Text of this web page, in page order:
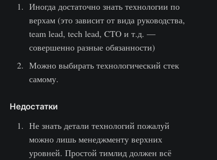
Иногда достаточно знать технологии по
верхам (это зависит от вида руководства,
team lead, tech lead, CTO и т.д. —
совершенно разные обязанности)
Можно выбирать технологический стек
самому.
Недостатки
Не знать детали технологий пожалуй
можно лишь менеджменту верхних
уровней. Простой тимлид должен всё